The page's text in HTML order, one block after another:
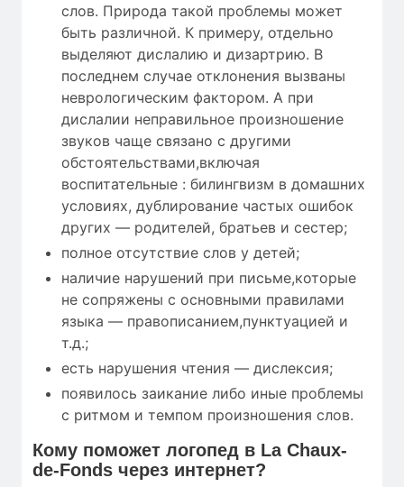
слов. Природа такой проблемы может
быть различной. К примеру, отдельно
выделяют дислалию и дизартрию. В
последнем случае отклонения вызваны
неврологическим фактором. А при
дислалии неправильное произношение
звуков чаще связано с другими
обстоятельствами,включая
воспитательные : билингвизм в домашних
условиях, дублирование частых ошибок
других — родителей, братьев и сестер;
полное отсутствие слов у детей;
наличие нарушений при письме,которые
не сопряжены с основными правилами
языка — правописанием,пунктуацией и
т.д.;
есть нарушения чтения — дислексия;
появилось заикание либо иные проблемы
с ритмом и темпом произношения слов.
Кому поможет логопед в La Chaux-
de-Fonds через интернет?